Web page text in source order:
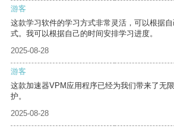
游客
这款学习软件的学习方式非常灵活，可以根据
式。我可以根据自己的时间安排学习进度。
2025-08-28
游客
这款加速器VPM应用程序已经为我们带来了无
护。
2025-08-28